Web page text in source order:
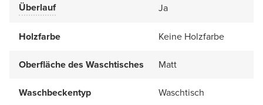
Überlauf Ja
Holzfarbe Keine Holzfarbe
Oberfläche des Waschtisches Matt
Waschbeckentyp Waschtisch